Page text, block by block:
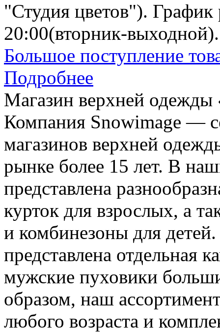
"Студия цветов").
20:00(вторник-
Большое поступление
Подробнее
Магазин верхней одежды
Компания Snowimage —
магазинов верхней
рынке более 15 лет. В
представлена
курток для взрослых, а
и комбинезоны для
представлена отдельная
мужские пуховики
образом, наш
любого возраста и